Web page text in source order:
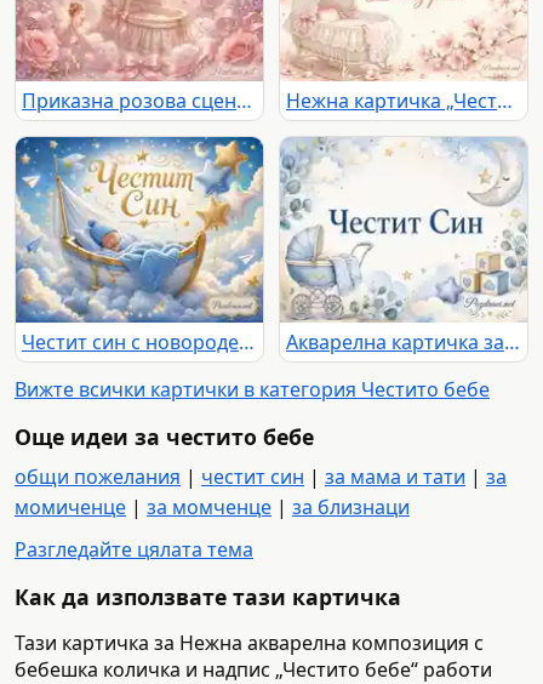
Приказна розова сцена с феи, бебешка люлка и надпис „Честита Дъщеря!“ Нежна картичка „Честита Дъщеря!“ с бебешка люлка, розови цветя и балони
Честит син с новородено бебе в синя люлка сред облаци, звезди и балони
Акварелна картичка за раждане на момче с надпис „Честит Син“
Вижте всички картички в категория Честито бебе
Още идеи за честито бебе
общи пожелания | честит син | за мама и тати | за
момиченце | за момченце | за близнаци
Разгледайте цялата тема
Как да използвате тази картичка
Тази картичка за Нежна акварелна композиция с
бебешка количка и надпис „Честито бебе“ работи